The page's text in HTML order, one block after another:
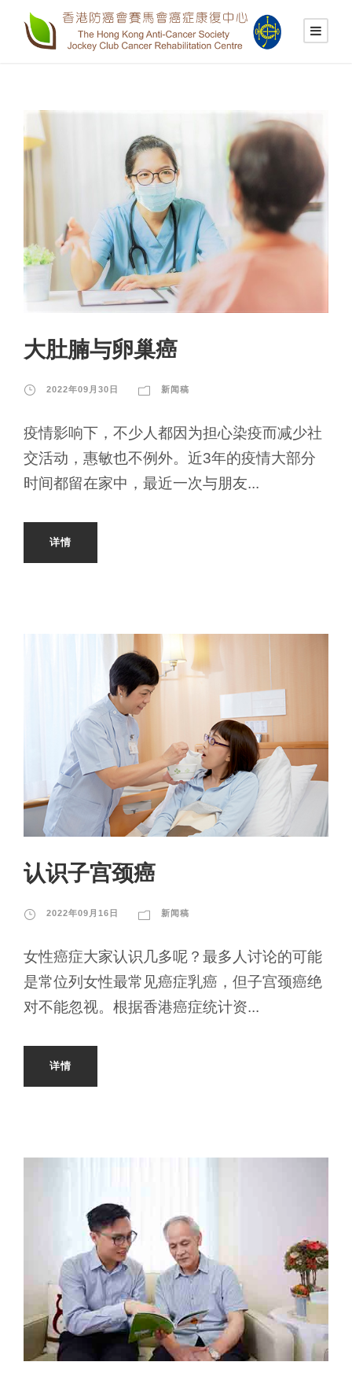
大肚腩与卵巢癌
2022年09月30日 新闻稿
疫情影响下，不少人都因为担心染疫而减少社
交活动，惠敏也不例外。近3年的疫情大部分
时间都留在家中，最近一次与朋友...
详情
认识子宫颈癌
2022年09月16日 新闻稿
女性癌症大家认识几多呢？最多人讨论的可能
是常位列女性最常见癌症乳癌，但子宫颈癌绝
对不能忽视。根据香港癌症统计资...
详情